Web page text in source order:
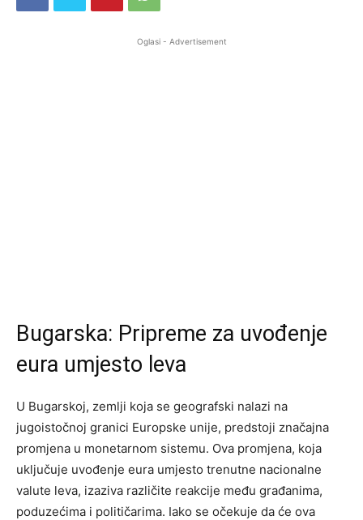
Oglasi - Advertisement
Bugarska: Pripreme za uvođenje
eura umjesto leva
U Bugarskoj, zemlji koja se geografski nalazi na
jugoistočnoj granici Europske unije, predstoji značajna
promjena u monetarnom sistemu. Ova promjena, koja
uključuje uvođenje eura umjesto trenutne nacionalne
valute leva, izaziva različite reakcije među građanima,
poduzećima i političarima. Iako se očekuje da će ova